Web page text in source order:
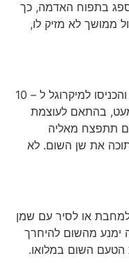
בתפוח האדמה, כך
לא מזיק לו,
קחו את שיני השום שברצונכם לקלף, והכניסו למיקרוגל ל – 10
בהתאם לעוצמת
תתפצח מאליה
את שן השום. לא
או לסיר עם שמן
מהשום להיחרך
השום במלואו.